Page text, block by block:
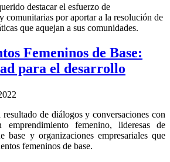
destacar el esfuerzo de
comunitarias por aportar a la resolución de
que aquejan a sus comunidades.
Femeninos de Base:
para el desarrollo
de diálogos y conversaciones con
emprendimiento femenino, lideresas de
base y organizaciones empresariales que
femeninos de base.